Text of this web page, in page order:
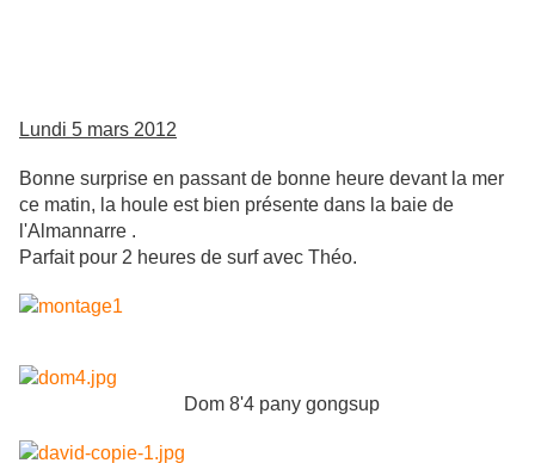
Lundi 5 mars 2012
Bonne surprise en passant de bonne heure devant la mer
ce matin, la houle est bien présente dans la baie de
l'Almannarre .
Parfait pour 2 heures de surf avec Théo.
Dom 8'4 pany gongsup